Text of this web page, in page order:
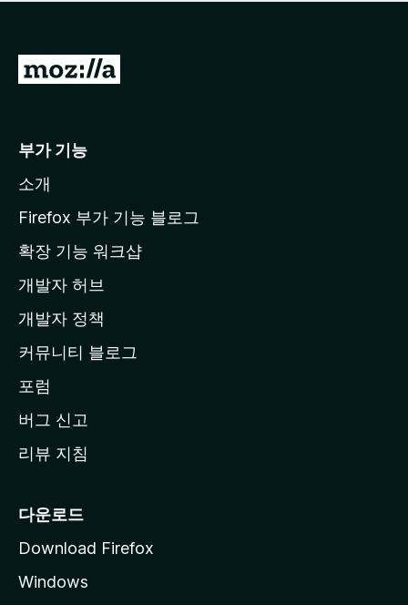
점
습
니
M
l
a
페
이
지
이
동
부가 기능
소개
Firefox 부가 기능 블로그
확장 기능 워크샵
개발자 허브
개발자 정책
커뮤니티 블로그
포럼
버그 신고
리뷰 지침
다운로드
Download Firefox
Windows